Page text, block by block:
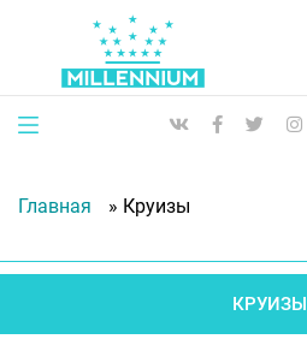
Главная » Круизы
КРУИЗЫ